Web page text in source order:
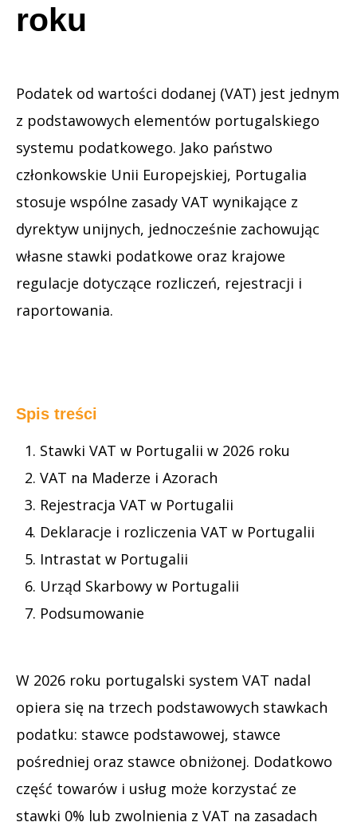
roku
Podatek od wartości dodanej (VAT) jest jednym
z podstawowych elementów portugalskiego
systemu podatkowego. Jako państwo
członkowskie Unii Europejskiej, Portugalia
stosuje wspólne zasady VAT wynikające z
dyrektyw unijnych, jednocześnie zachowując
własne stawki podatkowe oraz krajowe
regulacje dotyczące rozliczeń, rejestracji i
raportowania.
Spis treści
Stawki VAT w Portugalii w 2026 roku
VAT na Maderze i Azorach
Rejestracja VAT w Portugalii
Deklaracje i rozliczenia VAT w Portugalii
Intrastat w Portugalii
Urząd Skarbowy w Portugalii
Podsumowanie
W 2026 roku portugalski system VAT nadal
opiera się na trzech podstawowych stawkach
podatku: stawce podstawowej, stawce
pośredniej oraz stawce obniżonej. Dodatkowo
część towarów i usług może korzystać ze
stawki 0% lub zwolnienia z VAT na zasadach